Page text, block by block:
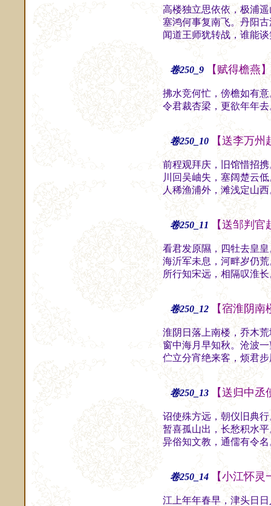
高楼独立思依依，极浦
塞鸿何事复南飞。丹阳
闻道王师犹转战，谁能
卷250_9 【赋得檐燕】
拂水竞何忙，傍檐如有
令君裁杏梁，更欲年年去
卷250_10 【送李万
前程观拜庆，旧馆惜招
川回吴岫失，塞阔楚云
人稀渔浦外，滩浅定山
卷250_11 【送邹判
看君发原隰，四牡去皇
海沂军未息，河畔岁仍
所行知宋远，相隔叹淮
卷250_12 【宿淮阴
淮阴日落上南楼，乔木
窗中海月早知秋。沧波
伫立分宵绝来客，烦君
卷250_13 【送归中
诏使殊方远，朝仪旧典
暂喜孤山出，长愁积水
异俗知文教，通儒有令
卷250_14 【小江怀
江上年年春早，津头日